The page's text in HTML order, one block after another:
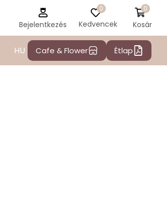
Bejelentkezés
0
Kedvencek
0
Kosár
HU Cafe & Flower Étlap